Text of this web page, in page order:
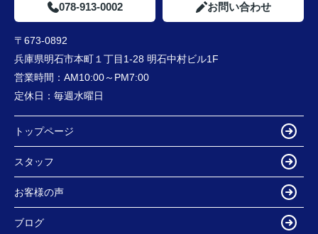
078-913-0002 お問い合わせ
〒673-0892
兵庫県明石市本町１丁目1-28 明石中村ビル1F
営業時間： AM10:00～PM7:00
定休日： 毎週水曜日
トップページ
スタッフ
お客様の声
ブログ